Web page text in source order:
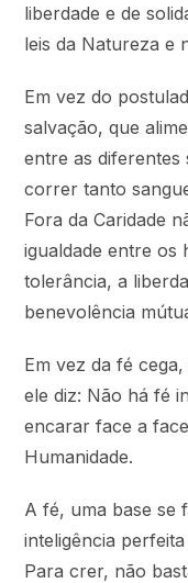
liberdade e de
leis da Natureza e
Em vez do
salvação, que
entre as diferentes
correr tanto
Fora da Caridade
igualdade entre os
tolerância, a
benevolência
Em vez da fé
ele diz: Não há fé
encarar face a
Humanidade.
A fé, uma base se
inteligência
Para crer, não